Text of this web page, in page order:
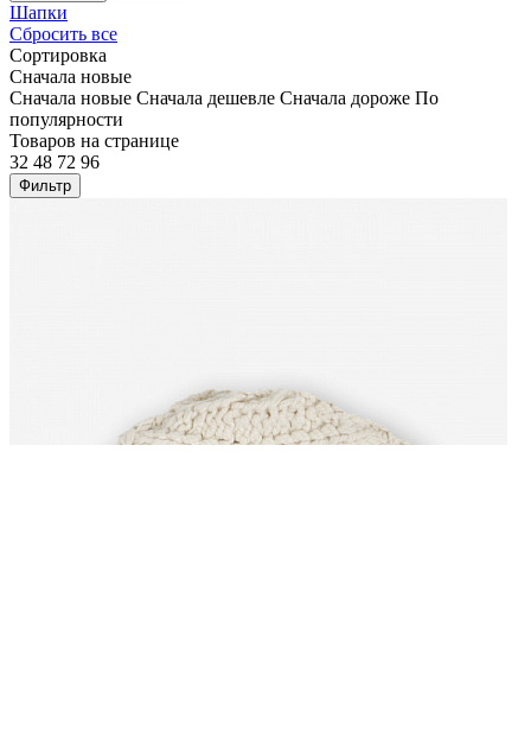
Шапки
Сбросить все
Сортировка
Сначала новые
Сначала новые Сначала дешевле Сначала дороже По
популярности
Товаров на странице
32 48 72 96
Фильтр